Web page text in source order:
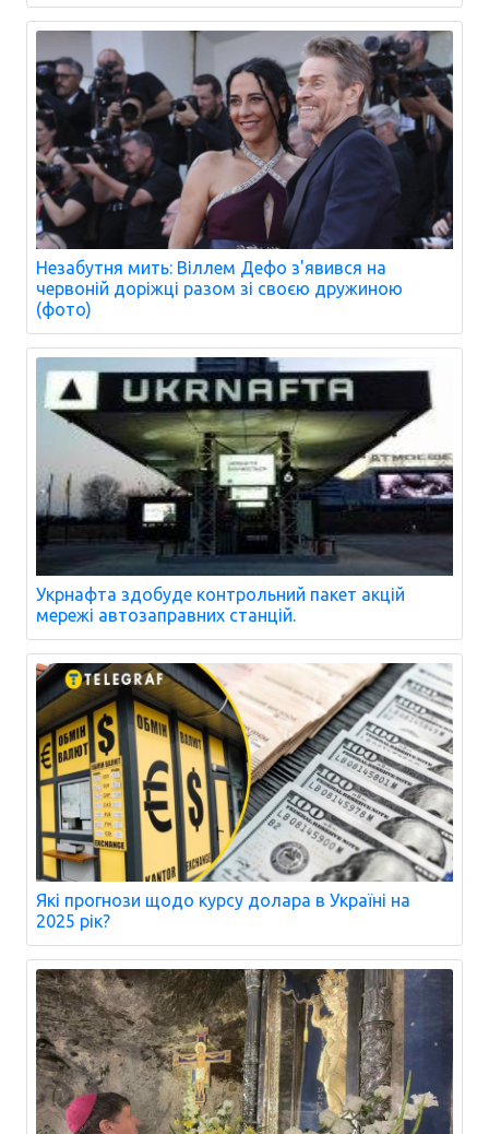
Незабутня мить: Віллем Дефо з'явився на
червоній доріжці разом зі своєю дружиною
(фото)
Укрнафта здобуде контрольний пакет акцій
мережі автозаправних станцій.
Які прогнози щодо курсу долара в Україні на
2025 рік?